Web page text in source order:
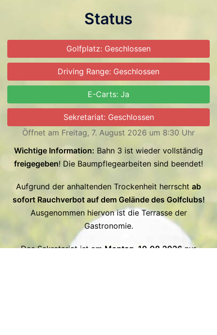
Status
Golfplatz: Geschlossen
Driving Range: Geschlossen
E-Carts: Ja
Sekretariat: Geschlossen
Öffnet am Freitag, 7. August 2026 um 8:30 Uhr
Wichtige Information: Bahn 3 ist wieder vollständig
freigegeben! Die Baumpflegearbeiten sind beendet!
Aufgrund der anhaltenden Trockenheit herrscht ab
sofort Rauchverbot auf dem Gelände des Golfclubs!
Ausgenommen hiervon ist die Terrasse der
Gastronomie.
Das Sekretariat ist am Montag, 10.08.2026 nur